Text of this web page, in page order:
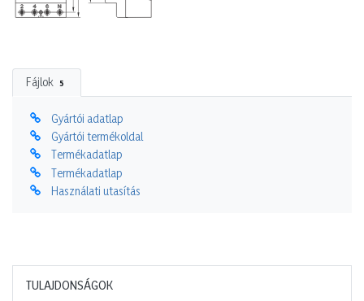
Fájlok 5
Gyártói adatlap
Gyártói termékoldal
Termékadatlap
Termékadatlap
Használati utasítás
TULAJDONSÁGOK